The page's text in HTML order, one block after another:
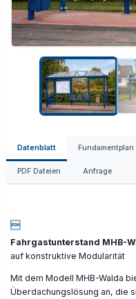
Datenblatt Fundamentplan
PDF Dateien Anfrage

Fahrgastunterstand MHB-
auf konstruktive Modularität
Mit dem Modell MHB-Walda
Überdachungslösung an, die